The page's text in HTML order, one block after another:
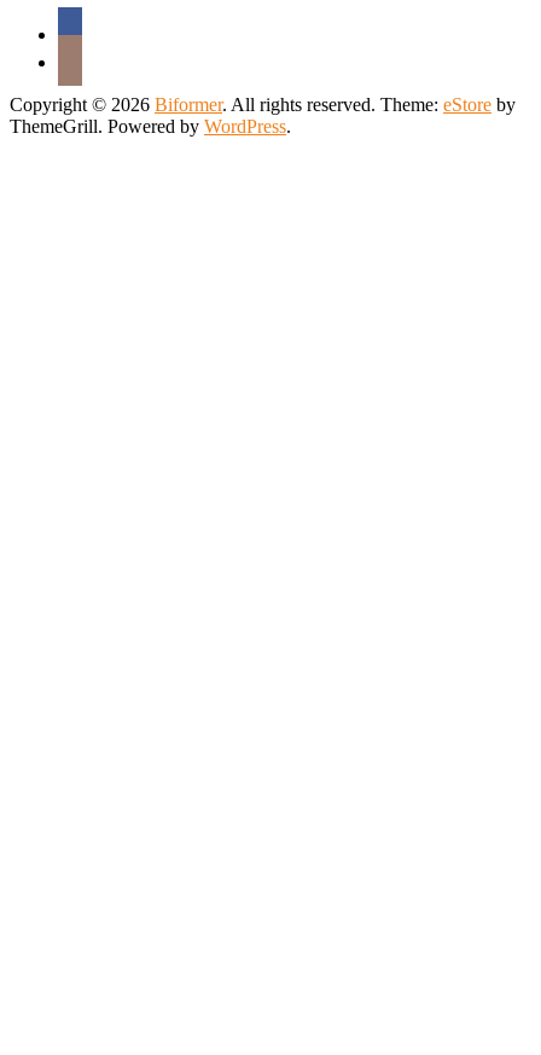
Copyright © 2026 Biformer. All rights reserved. Theme: eStore by
ThemeGrill. Powered by WordPress.